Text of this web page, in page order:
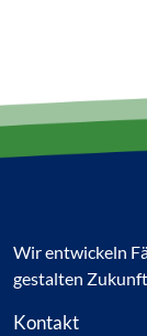
Wir entwickeln
gestalten
Kontakt